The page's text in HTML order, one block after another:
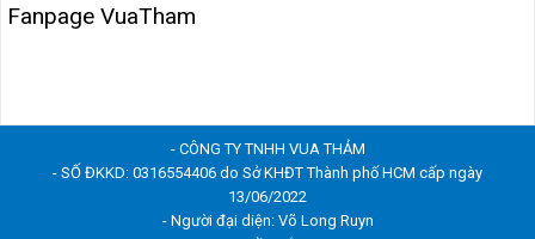
Fanpage VuaTham
- CÔNG TY TNHH VUA THẢM
- SỐ ĐKKD: 0316554406 do Sở KHĐT Thành phố HCM cấp ngày
13/06/2022
- Người đại diện: Võ Long Ruyn